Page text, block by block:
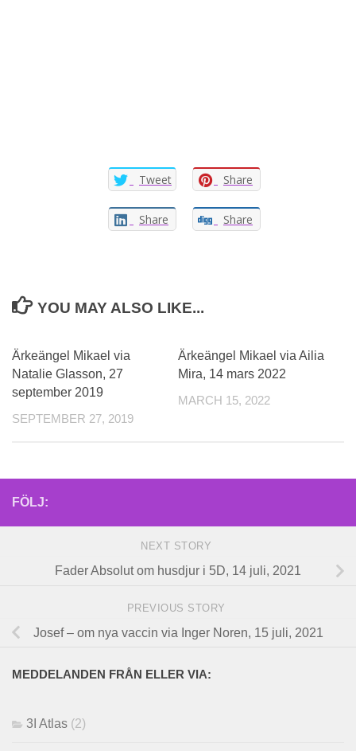
Tweet Share
Share Share
YOU MAY ALSO LIKE...
Ärkeängel Mikael via
Natalie Glasson, 27
september 2019
SEPTEMBER 27, 2019
Ärkeängel Mikael via Ailia
Mira, 14 mars 2022
MARCH 15, 2022
FÖLJ:
NEXT STORY
Fader Absolut om husdjur i 5D, 14 juli, 2021
PREVIOUS STORY
Josef – om nya vaccin via Inger Noren, 15 juli, 2021
MEDDELANDEN FRÅN ELLER VIA:
3I Atlas (2)